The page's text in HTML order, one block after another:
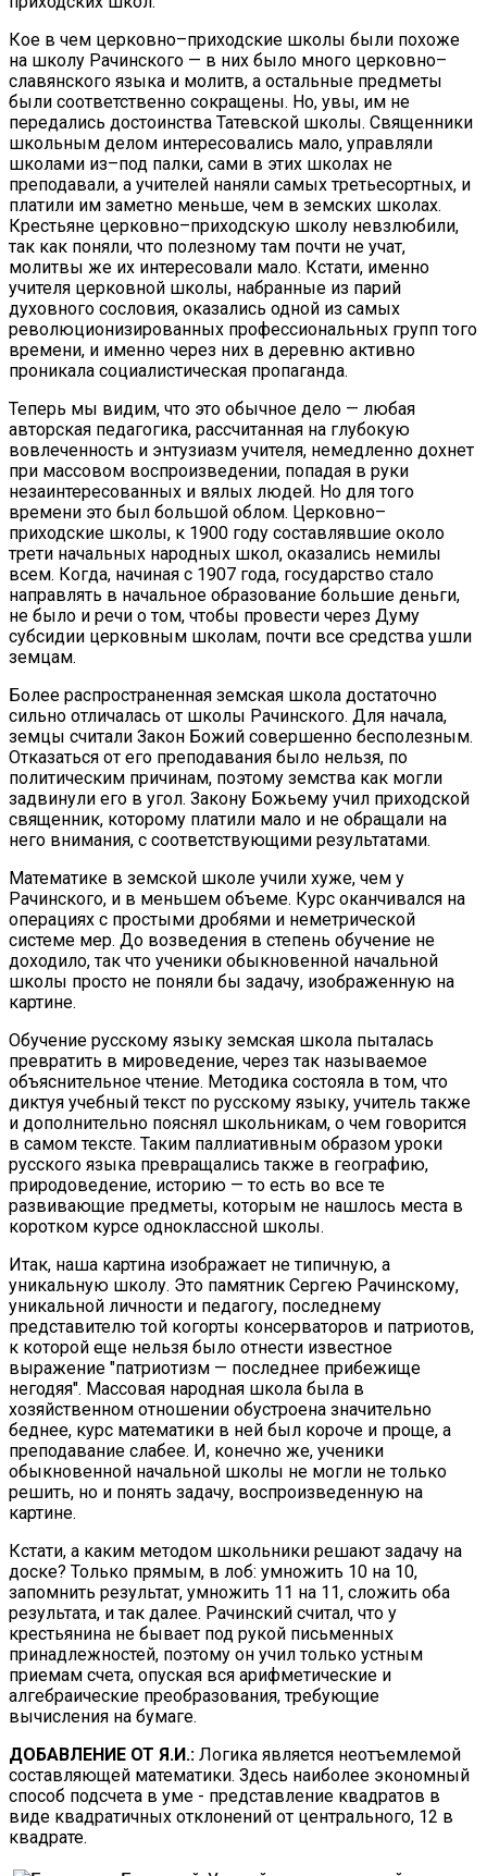
Кое в чем церковно–приходские школы были похоже
на школу Рачинского — в них было много церковно–
славянского языка и молитв, а остальные предметы
были соответственно сокращены. Но, увы, им не
передались достоинства Татевской школы. Священники
школьным делом интересовались мало, управляли
школами из–под палки, сами в этих школах не
преподавали, а учителей наняли самых третьесортных, и
платили им заметно меньше, чем в земских школах.
Крестьяне церковно–приходскую школу невзлюбили,
так как поняли, что полезному там почти не учат,
молитвы же их интересовали мало. Кстати, именно
учителя церковной школы, набранные из парий
духовного сословия, оказались одной из самых
революционизированных профессиональных групп того
времени, и именно через них в деревню активно
проникала социалистическая пропаганда.
Теперь мы видим, что это обычное дело — любая
авторская педагогика, рассчитанная на глубокую
вовлеченность и энтузиазм учителя, немедленно дохнет
при массовом воспроизведении, попадая в руки
незаинтересованных и вялых людей. Но для того
времени это был большой облом. Церковно–
приходские школы, к 1900 году составлявшие около
трети начальных народных школ, оказались немилы
всем. Когда, начиная с 1907 года, государство стало
направлять в начальное образование большие деньги,
не было и речи о том, чтобы провести через Думу
субсидии церковным школам, почти все средства ушли
земцам.
Более распространенная земская школа достаточно
сильно отличалась от школы Рачинского. Для начала,
земцы считали Закон Божий совершенно бесполезным.
Отказаться от его преподавания было нельзя, по
политическим причинам, поэтому земства как могли
задвинули его в угол. Закону Божьему учил приходской
священник, которому платили мало и не обращали на
него внимания, с соответствующими результатами.
Математике в земской школе учили хуже, чем у
Рачинского, и в меньшем объеме. Курс оканчивался на
операциях с простыми дробями и неметрической
системе мер. До возведения в степень обучение не
доходило, так что ученики обыкновенной начальной
школы просто не поняли бы задачу, изображенную на
картине.
Обучение русскому языку земская школа пыталась
превратить в мироведение, через так называемое
объяснительное чтение. Методика состояла в том, что
диктуя учебный текст по русскому языку, учитель также
и дополнительно пояснял школьникам, о чем говорится
в самом тексте. Таким паллиативным образом уроки
русского языка превращались также в географию,
природоведение, историю — то есть во все те
развивающие предметы, которым не нашлось места в
коротком курсе одноклассной школы.
Итак, наша картина изображает не типичную, а
уникальную школу. Это памятник Сергею Рачинскому,
уникальной личности и педагогу, последнему
представителю той когорты консерваторов и патриотов,
к которой еще нельзя было отнести известное
выражение "патриотизм — последнее прибежище
негодяя". Массовая народная школа была в
хозяйственном отношении обустроена значительно
беднее, курс математики в ней был короче и проще, а
преподавание слабее. И, конечно же, ученики
обыкновенной начальной школы не могли не только
решить, но и понять задачу, воспроизведенную на
картине.
Кстати, а каким методом школьники решают задачу на
доске? Только прямым, в лоб: умножить 10 на 10,
запомнить результат, умножить 11 на 11, сложить оба
результата, и так далее. Рачинский считал, что у
крестьянина не бывает под рукой письменных
принадлежностей, поэтому он учил только устным
приемам счета, опуская вся арифметические и
алгебраические преобразования, требующие
вычисления на бумаге.
ДОБАВЛЕНИЕ ОТ Я.И.: Логика является неотъемлемой
составляющей математики. Здесь наиболее экономный
способ подсчета в уме - представление квадратов в
виде квадратичных отклонений от центрального, 12 в
квадрате.